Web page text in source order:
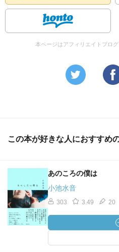
本ページはアフィリエイトプロ
この本が好きな人におすすめ
あのころの僕は
小池水音
303 3.49 20